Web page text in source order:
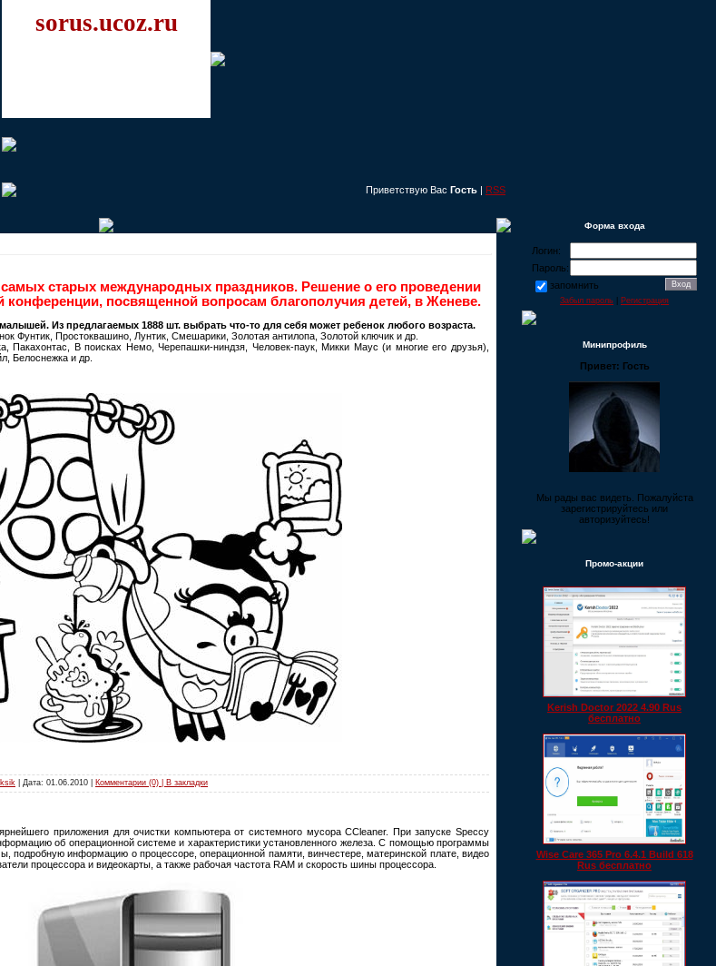
sorus.ucoz.ru
Приветствую Вас Гость | RSS
старых международных праздников. Решение о его проведении
конференции, посвященной вопросам благополучия детей, в Женеве.
Из предлагаемых 1888 шт. выбрать что-то для себя может ребенок любого возраста.
Фунтик, Простоквашино, Лунтик, Смешарики, Золотая антилопа, Золотой ключик и др.
Пакахонтас, В поисках Немо, Черепашки-ниндзя, Человек-паук, Микки Маус (и многие его друзья),
Белоснежка и др.
| Дата: 01.06.2010 Комментарии (0) | В закладки
приложения для очистки компьютера от системного мусора CCleaner. При запуске Speccy
об операционной системе и характеристики установленного железа. С помощью программы
подробную информацию о процессоре, операционной памяти, винчестере, материнской плате, видео
процессора и видеокарты, а также рабочая частота RAM и скорость шины процессора.
Форма входа
Логин:
Пароль:
запомнить
Забыл пароль Регистрация
Минипрофиль
Привет: Гость
Мы рады вас видеть. Пожалуйста
зарегистрируйтесь или
авторизуйтесь!
Промо-акции
Kerish Doctor 2022 4.90 Rus
бесплатно
Wise Care 365 Pro 6.4.1 Build 618
Rus бесплатно